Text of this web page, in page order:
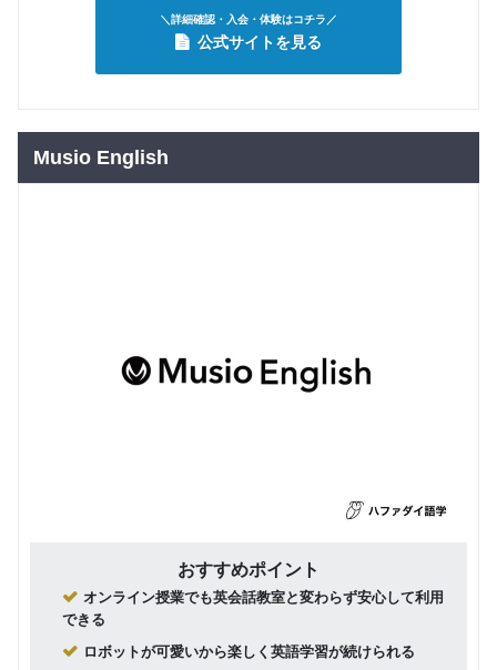
＼詳細確認・入会・体験はコチラ／
公式サイトを見る
Musio English
おすすめポイント
オンライン授業でも英会話教室と変わらず安心して利用
できる
ロボットが可愛いから楽しく英語学習が続けられる